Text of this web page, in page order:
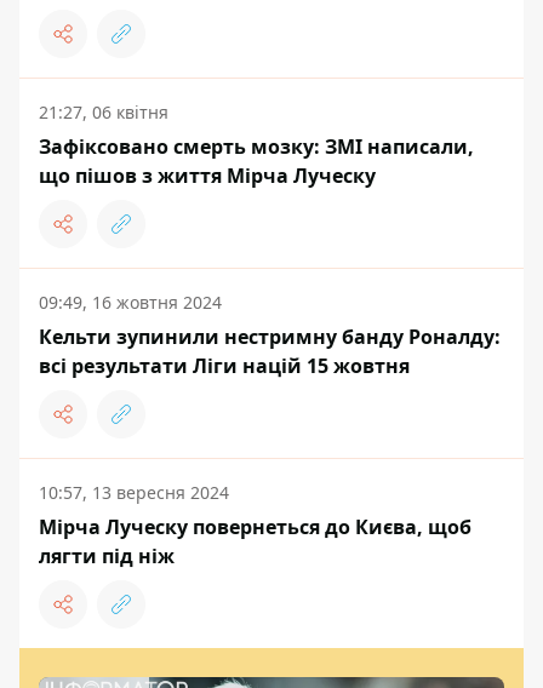
21:27, 06 квітня
Зафіксовано смерть мозку: ЗМІ написали,
що пішов з життя Мірча Луческу
09:49, 16 жовтня 2024
Кельти зупинили нестримну банду Роналду:
всі результати Ліги націй 15 жовтня
10:57, 13 вересня 2024
Мірча Луческу повернеться до Києва, щоб
лягти під ніж